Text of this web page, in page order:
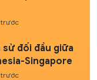
trước
đối đầu giữa
Singapore
trước